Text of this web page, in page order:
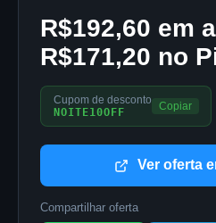
R$192,60 em
R$171,20 no
Cupom de desconto
NOITE10OFF
Copiar
Ver oferta
Compartilhar oferta